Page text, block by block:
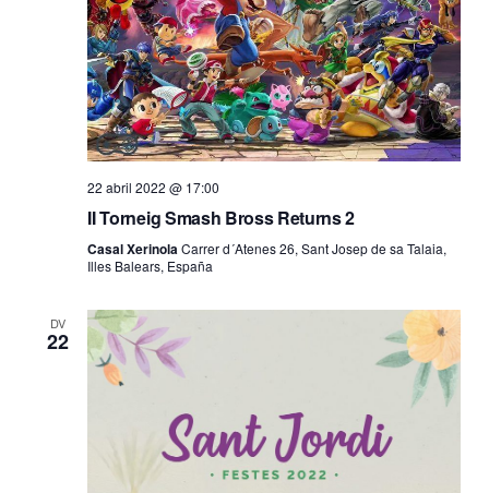
22 abril 2022 @ 17:00
II Torneig Smash Bross Returns 2
Casal XerinolaCarrer d´Atenes 26, Sant Josep de sa Talaia,
Illes Balears, España
DV
22